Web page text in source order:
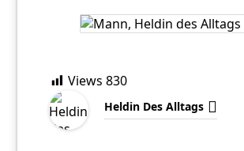
Views 830
Heldin Des Alltags